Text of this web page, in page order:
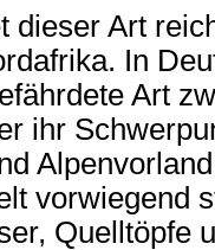
dieser Art
In
Art
ihr
vorwiegend
Quelltöpfe